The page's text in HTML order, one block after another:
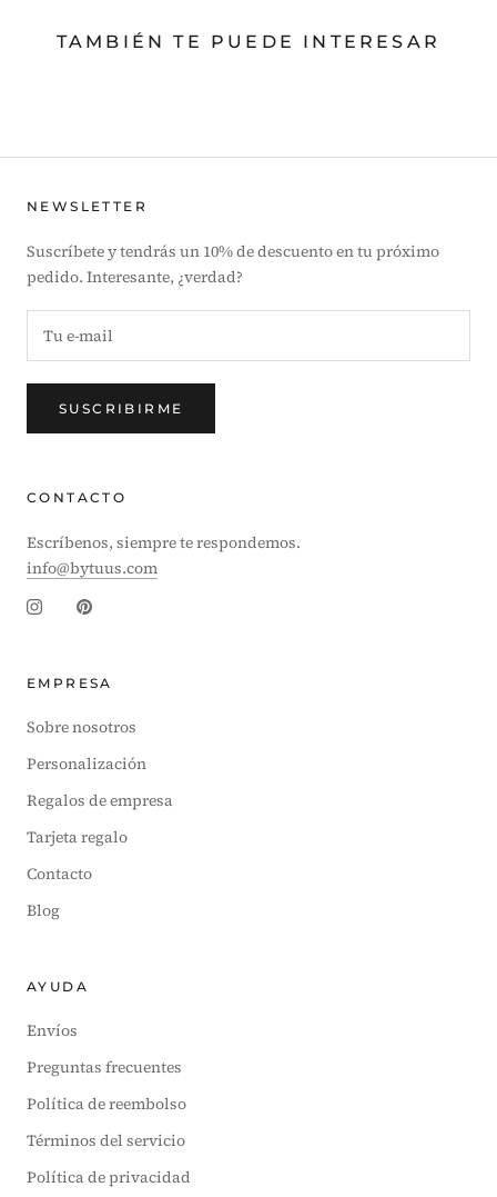
TAMBIÉN TE PUEDE INTERESAR
NEWSLETTER
Suscríbete y tendrás un 10% de descuento en tu próximo
pedido. Interesante, ¿verdad?
SUSCRIBIRME
CONTACTO
Escríbenos, siempre te respondemos.
info@bytuus.com
EMPRESA
Sobre nosotros
Personalización
Regalos de empresa
Tarjeta regalo
Contacto
Blog
AYUDA
Envíos
Preguntas frecuentes
Política de reembolso
Términos del servicio
Política de privacidad